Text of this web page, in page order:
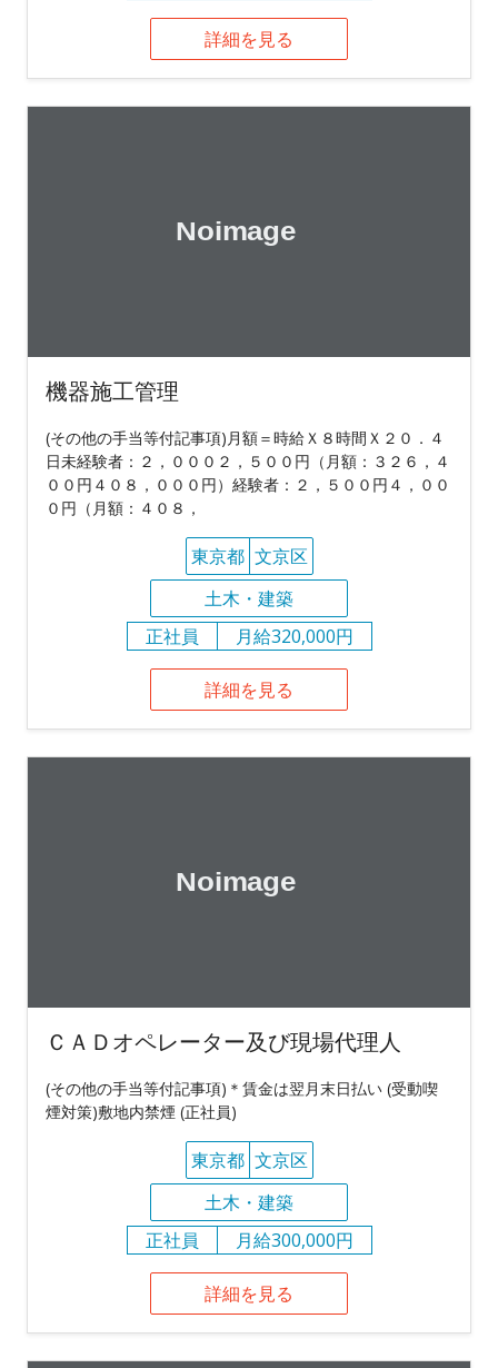
詳細を見る
機器施工管理
(その他の手当等付記事項)月額＝時給Ｘ８時間Ｘ２０．４
日未経験者：２，０００２，５００円（月額：３２６，４
００円４０８，０００円）経験者：２，５００円４，００
０円（月額：４０８，
東京都 文京区
土木・建築
正社員
月給320,000円
詳細を見る
ＣＡＤオペレーター及び現場代理人
(その他の手当等付記事項)＊賃金は翌月末日払い (受動喫
煙対策)敷地内禁煙 (正社員)
東京都 文京区
土木・建築
正社員
月給300,000円
詳細を見る